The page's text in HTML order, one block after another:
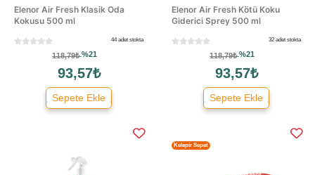
Elenor Air Fresh Klasik Oda
Kokusu 500 ml
44 adet stokta
118,79₺%21
93,57₺
Sepete Ekle
Elenor Air Fresh Kötü Koku
Giderici Sprey 500 ml
32 adet stokta
118,79₺%21
93,57₺
Sepete Ekle
Kelepir Sepet